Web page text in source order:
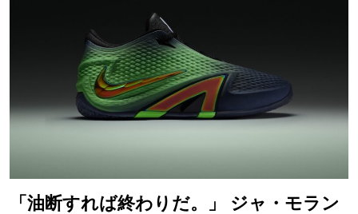
「油断すれば終わりだ。」 ジャ・モラン